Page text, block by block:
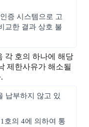
증 시스템으로 고
교한 결과 상호 불
각 호의 하나에 해당
제한사유가 해소될
납부하지 않고 있
호의 4에 의하여 통